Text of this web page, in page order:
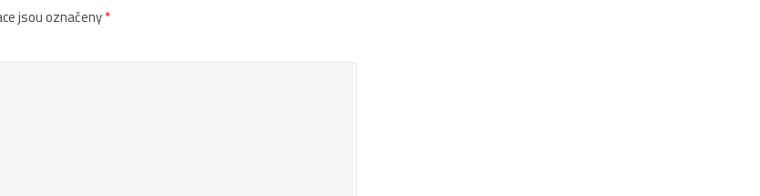
jsou označeny*